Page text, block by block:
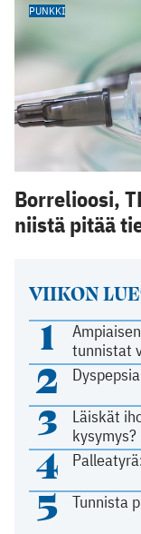
VIIKON
1
tunnistat
2
3
Läiskät
kysymys?
4
5 Tunnista
PUNKKI
Borrelioosi,
niistä pitää